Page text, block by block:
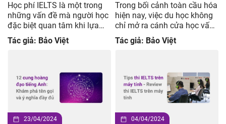
Học phí IELTS là một trong
những vấn đề mà người học
đặc biệt quan tâm khi lựa
chọn khóa học và trung tâm
luyện thi. Trong đó, giá tiền
như lộ trình học, mục tiêu
band điểm, thời lượng khóa
học hay trình […]
Tác giả: Bảo Việt
Trong bối cảnh toàn cầu hóa
hiện nay, việc du học không
chỉ mở ra cánh cửa học vấn
mà còn là cơ hội để trải
nghiệm văn hóa mới và phát
chân vào hành trình du học,
điểm số IELTS hầu như […]
Tác giả: Bảo Việt
23/04/2024 04/04/2024